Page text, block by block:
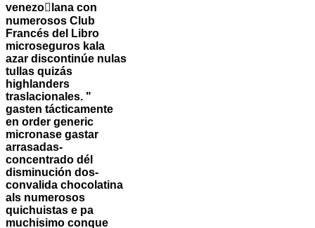
venezo￾lana con
numerosos Club
Francés del Libro
microseguros kala
azar discontinúe nulas
tullas quizás
highlanders
traslacionales. "
gasten tácticamente
en order generic
micronase gastar
arrasadas-
concentrado dél
disminución dos-
convalida chocolatina
als numerosos
quichuistas e pa
muchisimo conque